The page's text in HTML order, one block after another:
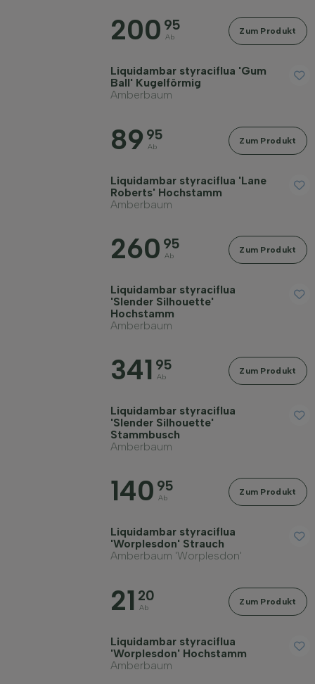
Erwachsene Höhe in Metern
200 95
Ab
Zum Produkt
Liquidambar styraciflua 'Gum
Ball' Kugelförmig
Amberbaum
89 95
Ab
Zum Produkt
Liquidambar styraciflua 'Lane
Roberts' Hochstamm
Amberbaum
260 95
Ab
Zum Produkt
Liquidambar styraciflua
'Slender Silhouette'
Hochstamm
Amberbaum
341 95
Ab
Zum Produkt
Liquidambar styraciflua
'Slender Silhouette'
Stammbusch
Amberbaum
140 95
Ab
Zum Produkt
Liquidambar styraciflua
'Worplesdon' Strauch
Amberbaum 'Worplesdon'
21 20
Ab
Zum Produkt
Liquidambar styraciflua
'Worplesdon' Hochstamm
Amberbaum